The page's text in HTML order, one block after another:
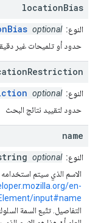
locationBias
النوع: optional
حدود أو تلميحات غير
Restriction
النوع: optional
حدود لتقييد نتائج البحث
name
النوع: optional
الاسم الذي سيتم
en-
input#name
التفاصيل. تتّبع السمة